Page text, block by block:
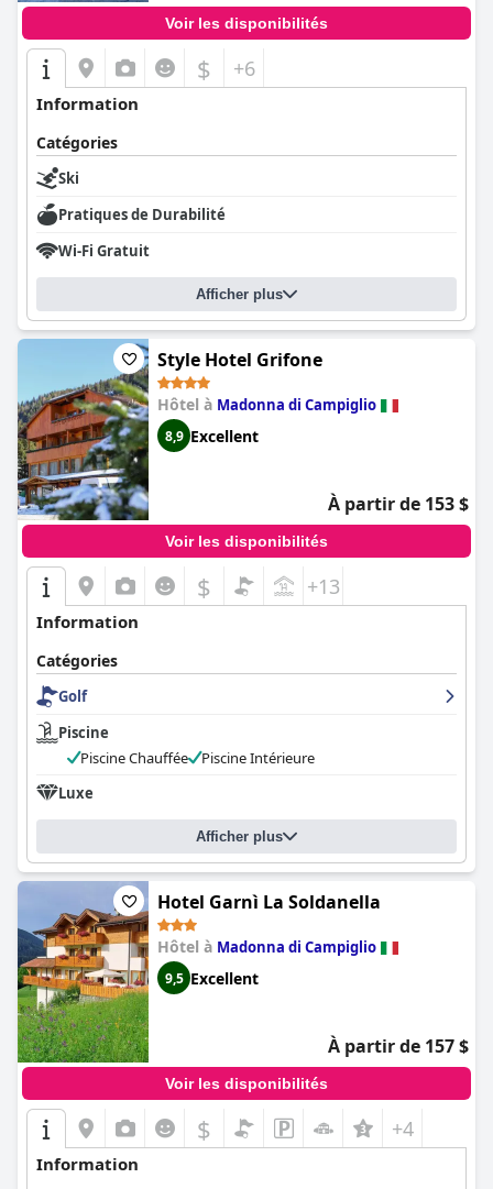
Voir les disponibilités
$ +6
Information
Catégories
Ski
Pratiques de Durabilité
Wi-Fi Gratuit
Afficher plus
Style Hotel Grifone
Hôtel à Madonna di Campiglio
8,9 Excellent
À partir de 153 $
Voir les disponibilités
$ +13
Information
Catégories
Golf
Piscine
Piscine Chauffée
Piscine Intérieure
Luxe
Afficher plus
Hotel Garnì La Soldanella
Hôtel à Madonna di Campiglio
9,5 Excellent
À partir de 157 $
Voir les disponibilités
$ +4
Information